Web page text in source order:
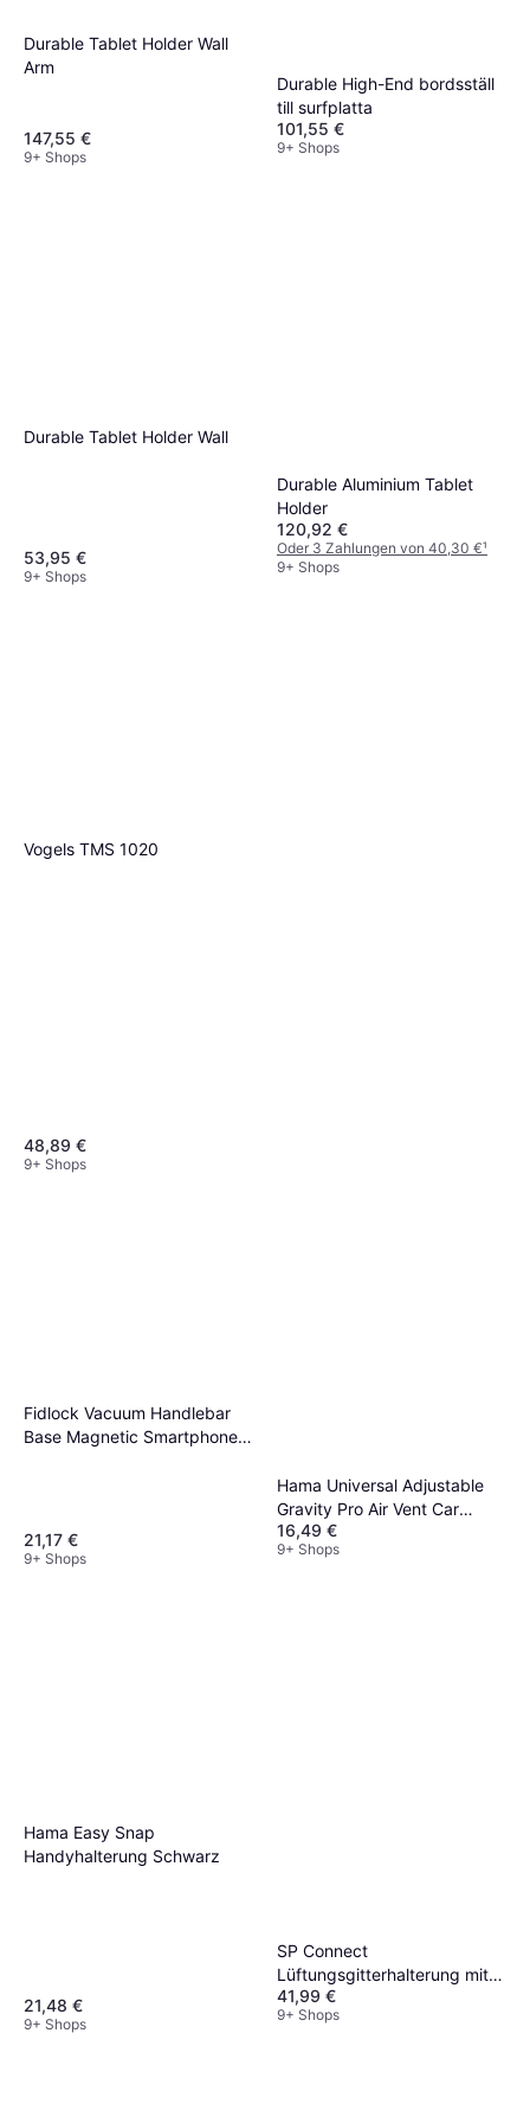
Durable Tablet Holder Wall
Arm
147,55 €
9+ Shops
Durable High-End bordsställ
till surfplatta
101,55 €
9+ Shops
Durable Tablet Holder Wall
53,95 €
9+ Shops
Durable Aluminium Tablet
Holder
120,92 €
Oder 3 Zahlungen von 40,30 €¹
9+ Shops
Vogels TMS 1020
48,89 €
9+ Shops
Fidlock Vacuum Handlebar
Base Magnetic Smartphone
21,17 €
9+ Shops
Hama Universal Adjustable
Gravity Pro Air Vent Car
Phone Holder
16,49 €
9+ Shops
Hama Easy Snap
Handyhalterung Schwarz
21,48 €
9+ Shops
SP Connect
Lüftungsgitterhalterung mit
SPC+ 10 mm
41,99 €
9+ Shops